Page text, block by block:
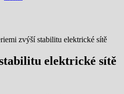
zvýší stabilitu elektrické sítě
elektrické sítě